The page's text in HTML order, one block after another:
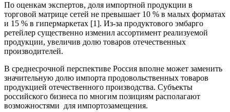
По оценкам экспертов, доля импортной продукции в
торговой матрице сетей не превышает 10 % в малых форматах
и 15 % в гипермаркетах [1]. Из-за продуктового эмбарго
ретейлер существенно изменил ассортимент реализуемой
продукции, увеличив долю товаров отечественных
производителей.
В среднесрочной перспективе Россия вполне может заменить
значительную долю импорта продовольственных товаров
продукцией отечественного производства. Субъекты
российского бизнеса по многим позициям располагают
возможностями для импортозамещения.